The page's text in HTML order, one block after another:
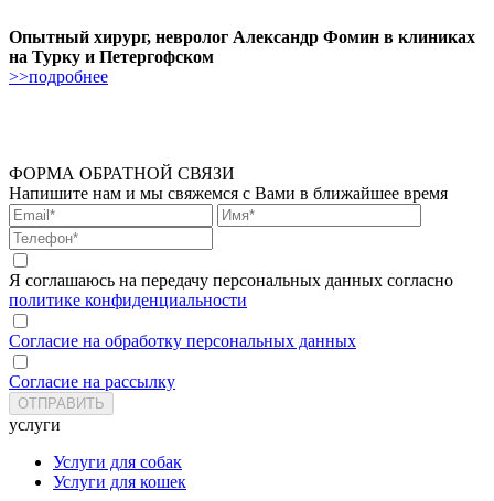
Опытный хирург, невролог Александр Фомин в клиниках
на Турку и Петергофском
>>подробнее
ФОРМА ОБРАТНОЙ СВЯЗИ
Напишите нам и мы свяжемся с Вами в ближайшее время
Я соглашаюсь на передачу персональных данных согласно
политике конфиденциальности
Согласие на обработку персональных данных
Согласие на рассылку
услуги
Услуги для собак
Услуги для кошек